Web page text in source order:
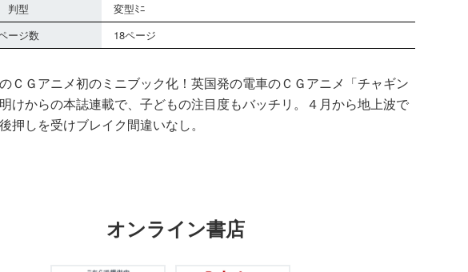
判型
変型ﾐﾆ
ージ数
18ページ
ＣＧアニメ初のミニブック化！英国発の電車のＣＧアニメ「チャギン
けからの本誌連載で、子どもの注目度もバッチリ。４月から地上波で
押しを受けブレイク間違いなし。
オンライン書店